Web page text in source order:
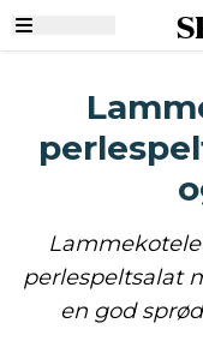
perlespeltsalat
en god